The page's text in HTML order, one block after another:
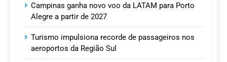
Campinas ganha novo voo da LATAM para Porto
Alegre a partir de 2027
Turismo impulsiona recorde de passageiros nos
aeroportos da Região Sul